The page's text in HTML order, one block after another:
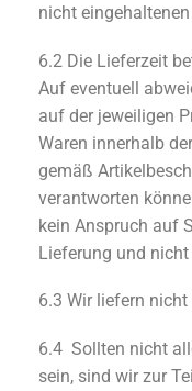
nicht
6.2 Die Lieferzeit
Auf eventuell
auf der jeweiligen
Waren innerhalb
gemäß
verantworten
kein Anspruch auf
Lieferung und
6.3 Wir liefern
6.4 Sollten nicht
sein, sind wir zur